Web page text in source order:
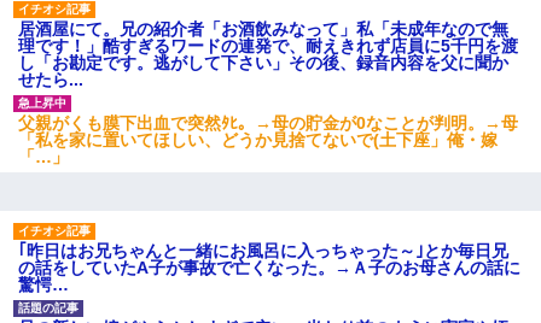
居酒屋にて。兄の紹介者「お酒飲みなって」私「未成年なので無
理です！」酷すぎるワードの連発で、耐えきれず店員に5千円を渡
し「お勘定です。逃がして下さい」その後、録音内容を父に聞か
せたら...
父親がくも膜下出血で突然ﾀﾋ。→母の貯金が0なことが判明。→母
「私を家に置いてほしい、どうか見捨てないで(土下座」俺・嫁
「…」
｢昨日はお兄ちゃんと一緒にお風呂に入っちゃった～｣とか毎日兄
の話をしていたA子が事故で亡くなった。→Ａ子のお母さんの話に
驚愕…